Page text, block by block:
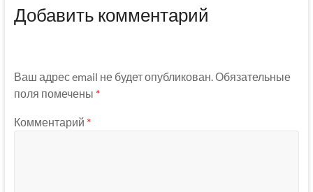
Добавить комментарий
Ваш адрес email не будет опубликован. Обязательные
поля помечены *
Комментарий *